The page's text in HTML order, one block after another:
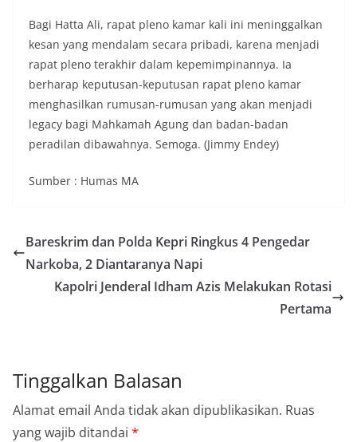
Bagi Hatta Ali, rapat pleno kamar kali ini meninggalkan
kesan yang mendalam secara pribadi, karena menjadi
rapat pleno terakhir dalam kepemimpinannya. Ia
berharap keputusan-keputusan rapat pleno kamar
menghasilkan rumusan-rumusan yang akan menjadi
legacy bagi Mahkamah Agung dan badan-badan
peradilan dibawahnya. Semoga. (Jimmy Endey)
Sumber : Humas MA
Bareskrim dan Polda Kepri Ringkus 4 Pengedar
Narkoba, 2 Diantaranya Napi
Kapolri Jenderal Idham Azis Melakukan Rotasi
Pertama
Tinggalkan Balasan
Alamat email Anda tidak akan dipublikasikan. Ruas
yang wajib ditandai *